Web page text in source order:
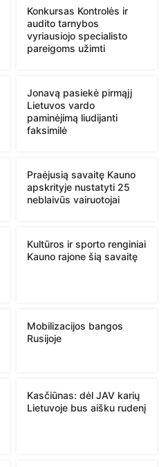
Konkursas Kontrolės ir
audito tarnybos
vyriausiojo specialisto
pareigoms užimti
Jonavą pasiekė pirmąjį
Lietuvos vardo
paminėjimą liudijanti
faksimilė
Praėjusią savaitę Kauno
apskrityje nustatyti 25
neblaivūs vairuotojai
Kultūros ir sporto renginiai
Kauno rajone šią savaitę
Mobilizacijos bangos
Rusijoje
Kasčiūnas: dėl JAV karių
Lietuvoje bus aišku rudenį